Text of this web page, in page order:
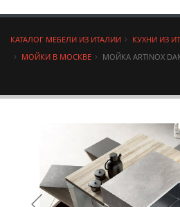
КАТАЛОГ МЕБЕЛИ ИЗ ИТАЛИИ
КУХНИ ИЗ
МОЙКИ В МОСКВЕ
МОЙКА ARTINOX